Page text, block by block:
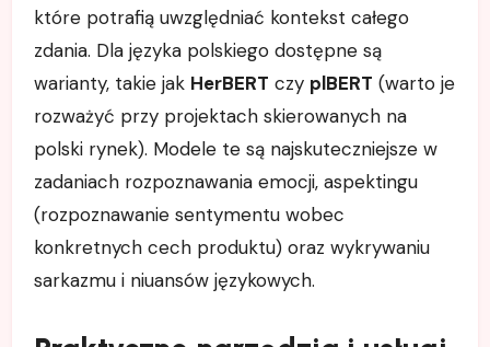
które potrafią uwzględniać kontekst całego
zdania. Dla języka polskiego dostępne są
warianty, takie jak HerBERT czy plBERT (warto je
rozważyć przy projektach skierowanych na
polski rynek). Modele te są najskuteczniejsze w
zadaniach rozpoznawania emocji, aspektingu
(rozpoznawanie sentymentu wobec
konkretnych cech produktu) oraz wykrywaniu
sarkazmu i niuansów językowych.